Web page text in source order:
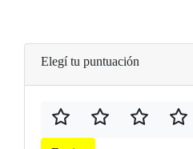
Elegí tu puntuación